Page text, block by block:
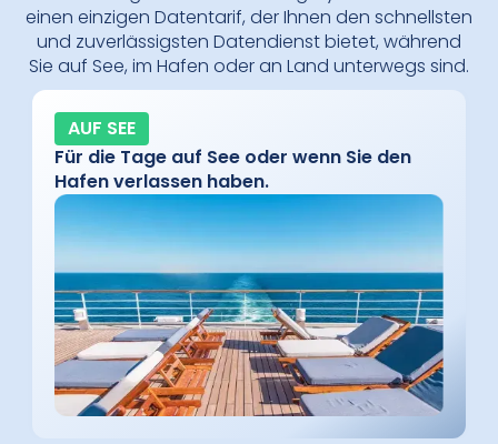
einen einzigen Datentarif, der Ihnen den schnellsten
und zuverlässigsten Datendienst bietet, während
Sie auf See, im Hafen oder an Land unterwegs sind.
AUF SEE
Für die Tage auf See oder wenn Sie den
Hafen verlassen haben.